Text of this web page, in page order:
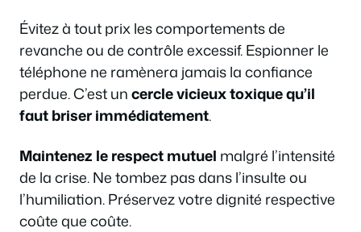
Évitez à tout prix les comportements de
revanche ou de contrôle excessif. Espionner le
téléphone ne ramènera jamais la confiance
perdue. C’est uncercle vicieux toxique qu’il
faut briser immédiatement.
Maintenez le respect mutuel malgré l’intensité
de la crise. Ne tombez pas dans l’insulte ou
l’humiliation. Préservez votre dignité respective
coûte que coûte.